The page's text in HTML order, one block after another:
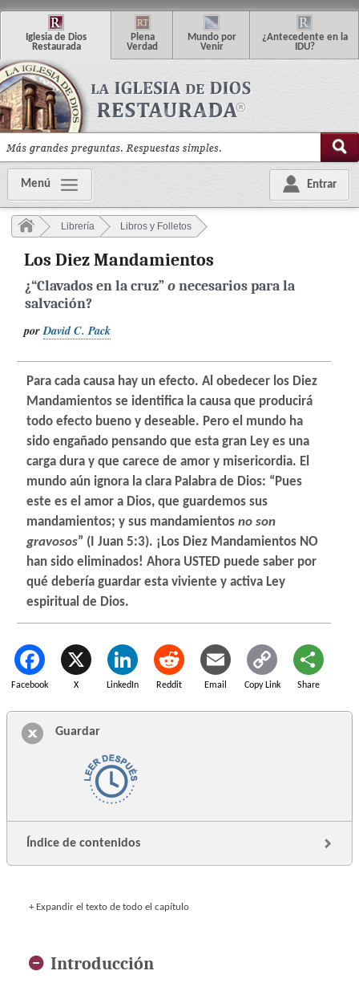
glesia de Dios
Restaurada
Plena
Verdad
Mundo por
Venir
¿Antecedente en la
IDU?
Entrar
Menú
Librería Libros y Folletos
Los Diez Mandamientos
¿“Clavados en la cruz” onecesarios para la
salvación?
porDavid C. Pack
Para cada causa hay un efecto. Al obedecer los Diez
Mandamientos se identifica la causa que producirá
todo efecto bueno y deseable. Pero el mundo ha
sido engañado pensando que esta gran Ley es una
carga dura y que carece de amor y misericordia. El
mundo aún ignora la clara Palabra de Dios: “Pues
este es el amor a Dios, que guardemos sus
mandamientos; y sus mandamientosno son
gravosos” (I Juan 5:3). ¡Los Diez Mandamientos NO
han sido eliminados! Ahora USTED puede saber por
qué debería guardar esta viviente y activa Ley
espiritual de Dios.
Facebook X LinkedIn Reddit Email Copy Link Share
Guardar
Índice de contenidos
+ Expandir el texto de todo el capítulo
Introducción